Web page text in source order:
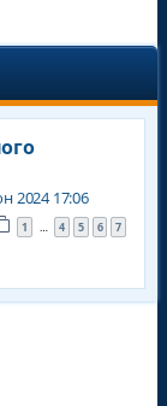
2024 17:06
1 … 4 5 6 7